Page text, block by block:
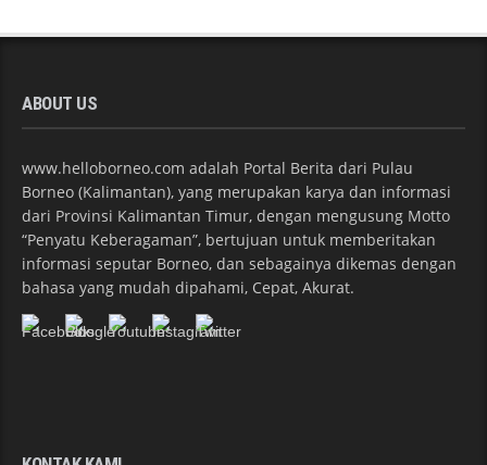
ABOUT US
www.helloborneo.com adalah Portal Berita dari Pulau
Borneo (Kalimantan), yang merupakan karya dan informasi
dari Provinsi Kalimantan Timur, dengan mengusung Motto
“Penyatu Keberagaman”, bertujuan untuk memberitakan
informasi seputar Borneo, dan sebagainya dikemas dengan
bahasa yang mudah dipahami, Cepat, Akurat.